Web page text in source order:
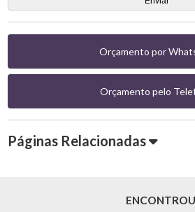
Orçamento por
Orçamento pelo
Páginas Relacionadas